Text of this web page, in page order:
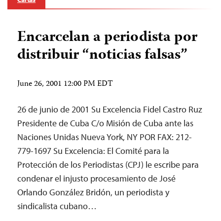
Encarcelan a periodista por
distribuir “noticias falsas”
June 26, 2001 12:00 PM EDT
26 de junio de 2001 Su Excelencia Fidel Castro Ruz
Presidente de Cuba C/o Misión de Cuba ante las
Naciones Unidas Nueva York, NY POR FAX: 212-
779-1697 Su Excelencia: El Comité para la
Protección de los Periodistas (CPJ) le escribe para
condenar el injusto procesamiento de José
Orlando González Bridón, un periodista y
sindicalista cubano…